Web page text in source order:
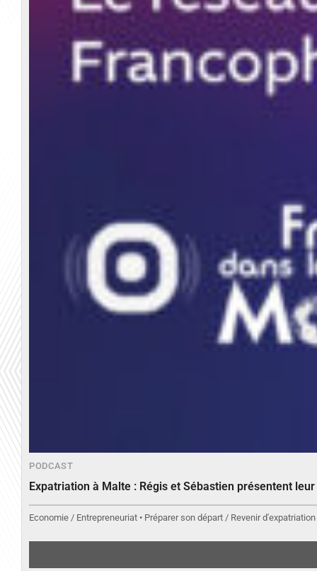
PODCAST
Expatriation à Malte : Régis et Sébastien présentent
Economie / Entrepreneuriat • Préparer son départ / Revenir d'expatriation